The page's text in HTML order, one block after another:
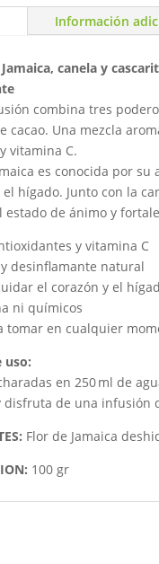
Información
canela y
combina tres
cacao. Una mezcla
vitamina C.
es conocida por
hígado. Junto con la
de ánimo y
y vitamina C
desinflamante natural
el corazón y el
ni químicos
tomar en cualquier
uso:
en 250 ml de
disfruta de una infusión
Flor de Jamaica
100 gr